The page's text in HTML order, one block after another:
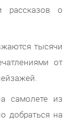
рассказов о
тысячи
от
самолете из
добраться на